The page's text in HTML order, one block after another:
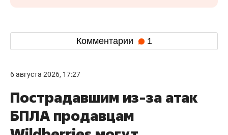
Комментарии 1
6 августа 2026, 17:27
Пострадавшим из-за атак
БПЛА продавцам